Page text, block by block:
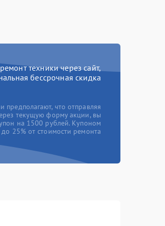
техники через сайт,
бессрочная скидка
предполагают, что отправляя
текущую форму акции, вы
на 1500 рублей. Купоном
25% от стоимости ремонта